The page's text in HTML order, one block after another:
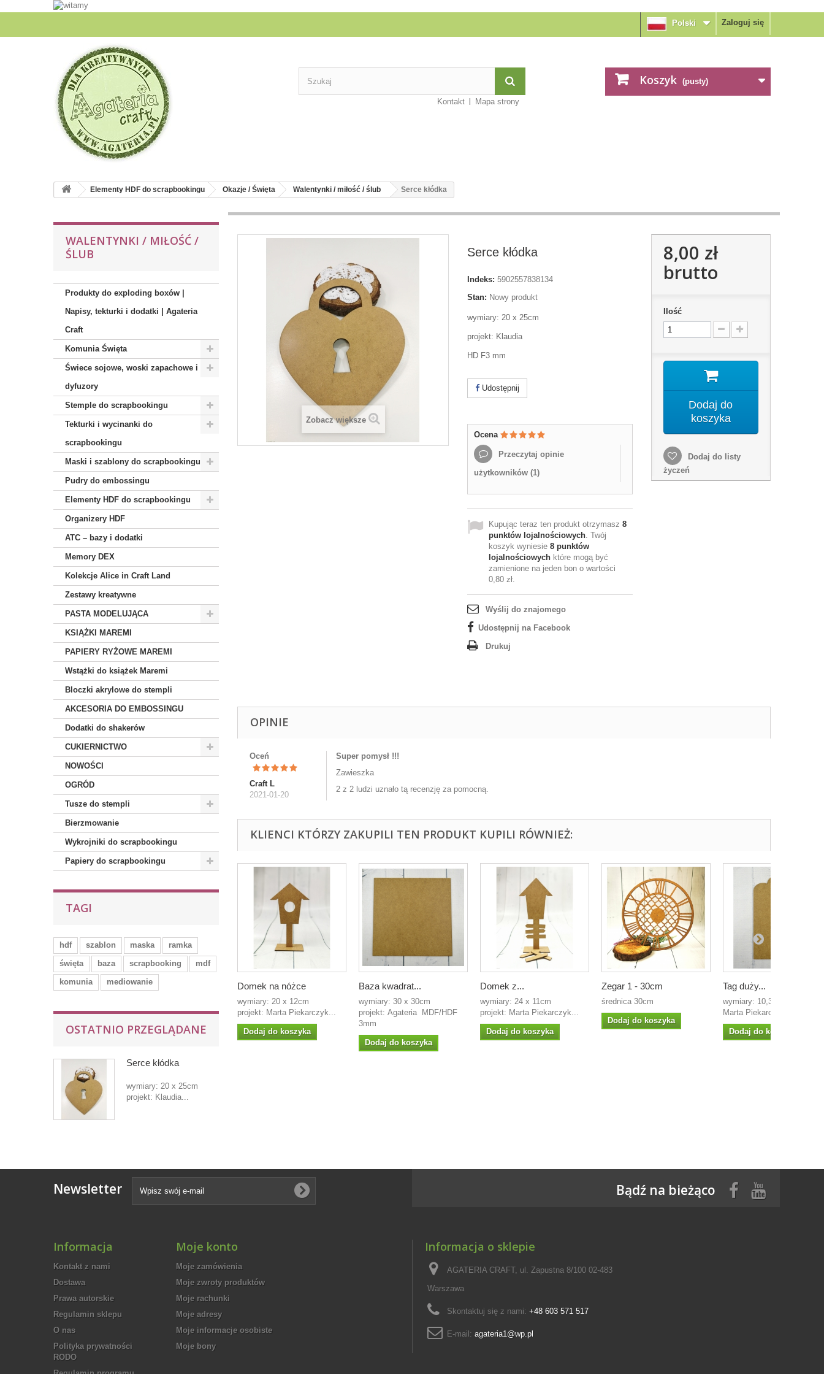
Zaloguj się
Polski
Koszyk (pusty)
Kontakt Mapa strony
Elementy HDF do scrapbookingu Okazje / Święta Walentynki / miłość / ślub Serce kłódka
WALENTYNKI / MIŁOŚĆ /
ŚLUB
Produkty do exploding boxów |
Napisy, tekturki i dodatki | Agateria
Craft
Komunia Święta
Świece sojowe, woski zapachowe i
dyfuzory
Stemple do scrapbookingu
Tekturki i wycinanki do
scrapbookingu
Maski i szablony do scrapbookingu
Pudry do embossingu
Elementy HDF do scrapbookingu
Organizery HDF
ATC – bazy i dodatki
Memory DEX
Kolekcje Alice in Craft Land
Zestawy kreatywne
PASTA MODELUJĄCA
KSIĄŻKI MAREMI
PAPIERY RYŻOWE MAREMI
Wstążki do książek Maremi
Bloczki akrylowe do stempli
AKCESORIA DO EMBOSSINGU
Dodatki do shakerów
CUKIERNICTWO
NOWOŚCI
OGRÓD
Tusze do stempli
Bierzmowanie
Wykrojniki do scrapbookingu
Papiery do scrapbookingu
TAGI
hdf szablon maska
ramka
święta
baza scrapbooking
mdf
komunia
mediowanie
OSTATNIO PRZEGLĄDANE
Serce kłódka
wymiary: 20 x 25cm
projekt: Klaudia...
Zobacz większe
Serce kłódka
Indeks: 5902557838134
Stan: Nowy produkt
wymiary: 20 x 25cm
projekt: Klaudia
HD F3 mm
Udostępnij
Ocena
Przeczytaj opinie
użytkowników (1)
Kupując teraz ten produkt otrzymasz 8
punktów lojalnościowych. Twój
koszyk wyniesie 8 punktów
lojalnościowych które mogą być
zamienione na jeden bon o wartości
0,80 zł.
Wyślij do znajomego
Udostępnij na Facebook
Drukuj
8,00 zł
brutto
Ilość
Dodaj do
koszyka
Dodaj do listy
życzeń
OPINIE
Oceń
Craft L
2021-01-20
Super pomysł !!!
Zawieszka
2 z 2 ludzi uznało tą recenzję za pomocną.
KLIENCI KTÓRZY ZAKUPILI TEN PRODUKT KUPILI RÓWNIEŻ:
Domek na nóżce
wymiary: 20 x 12cm
projekt: Marta Piekarczyk...
Dodaj do koszyka
Baza kwadrat...
wymiary: 30 x 30cm
projekt: Agateria MDF/HDF
3mm
Dodaj do koszyka
Domek z...
wymiary: 24 x 11cm
projekt: Marta Piekarczyk...
Dodaj do koszyka
Zegar 1 - 30cm
średnica 30cm
Dodaj do koszyka
Tag duży...
wymiary: 10,3x18,5cm
Marta Piekarczyk...
Dodaj do koszyka
Newsletter Bądź na bieżąco
Informacja
Kontakt z nami
Dostawa
Prawa autorskie
Regulamin sklepu
O nas
Polityka prywatności
RODO
Moje konto
Moje zamówienia
Moje zwroty produktów
Moje rachunki
Moje adresy
Moje informacje osobiste
Moje bony
Informacja o sklepie
AGATERIA CRAFT, ul. Zapustna 8/100 02-483
Warszawa
Skontaktuj się z nami: +48 603 571 517
E-mail: agateria1@wp.pl